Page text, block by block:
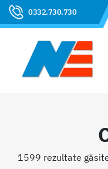
0332.730.730
1599 rezultate